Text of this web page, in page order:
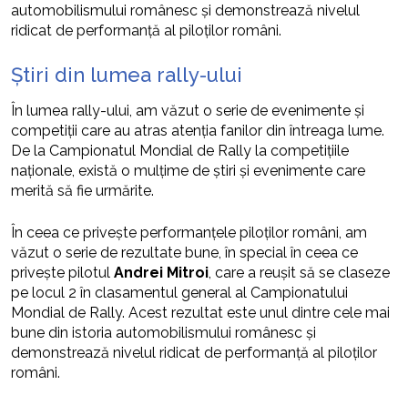
automobilismului românesc și demonstrează nivelul
ridicat de performanță al piloților români.
Știri din lumea rally-ului
În lumea rally-ului, am văzut o serie de evenimente și
competiții care au atras atenția fanilor din întreaga lume.
De la Campionatul Mondial de Rally la competițiile
naționale, există o mulțime de știri și evenimente care
merită să fie urmărite.
În ceea ce privește performanțele piloților români, am
văzut o serie de rezultate bune, în special în ceea ce
privește pilotul Andrei Mitroi , care a reușit să se claseze
pe locul 2 în clasamentul general al Campionatului
Mondial de Rally. Acest rezultat este unul dintre cele mai
bune din istoria automobilismului românesc și
demonstrează nivelul ridicat de performanță al piloților
români.